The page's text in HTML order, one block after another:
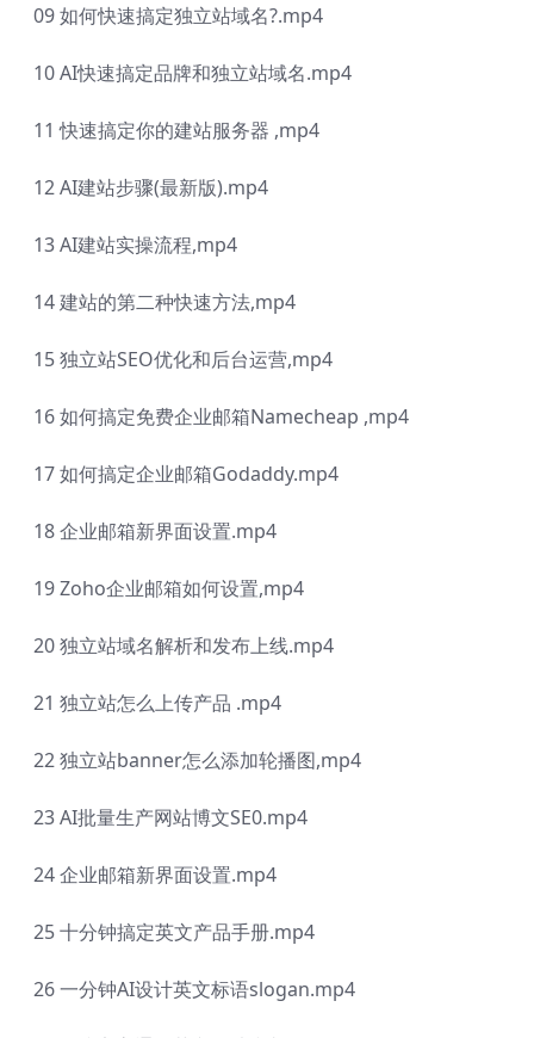
09 如何快速搞定独立站域名?.mp4
10 AI快速搞定品牌和独立站域名.mp4
11 快速搞定你的建站服务器 ,mp4
12 AI建站步骤(最新版).mp4
13 AI建站实操流程,mp4
14 建站的第二种快速方法,mp4
15 独立站SEO优化和后台运营,mp4
16 如何搞定免费企业邮箱Namecheap ,mp4
17 如何搞定企业邮箱Godaddy.mp4
18 企业邮箱新界面设置.mp4
19 Zoho企业邮箱如何设置,mp4
20 独立站域名解析和发布上线.mp4
21 独立站怎么上传产品 .mp4
22 独立站banner怎么添加轮播图,mp4
23 AI批量生产网站博文SE0.mp4
24 企业邮箱新界面设置.mp4
25 十分钟搞定英文产品手册.mp4
26 一分钟AI设计英文标语slogan.mp4